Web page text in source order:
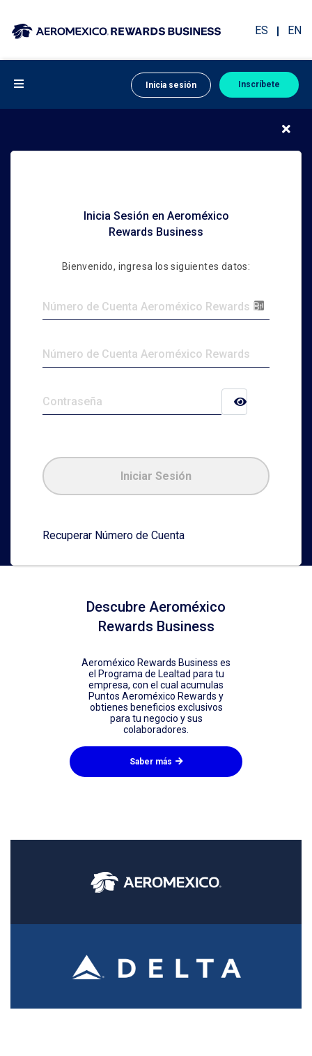
ES EN
Inicia sesión Inscríbete
Inicia Sesión en Aeroméxico
Rewards Business
Bienvenido, ingresa los siguientes datos:
Iniciar Sesión
Recuperar Número de Cuenta
Descubre Aeroméxico
Rewards Business
Aeroméxico Rewards Business es
el Programa de Lealtad para tu
empresa, con el cual acumulas
Puntos Aeroméxico Rewards y
obtienes beneficios exclusivos
para tu negocio y sus
colaboradores.
Saber más